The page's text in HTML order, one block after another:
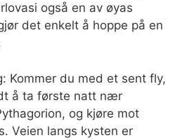
også en av øyas
det enkelt å hoppe på en
Kommer du med et sent fly,
å ta første natt nær
og kjøre mot
Veien langs kysten er